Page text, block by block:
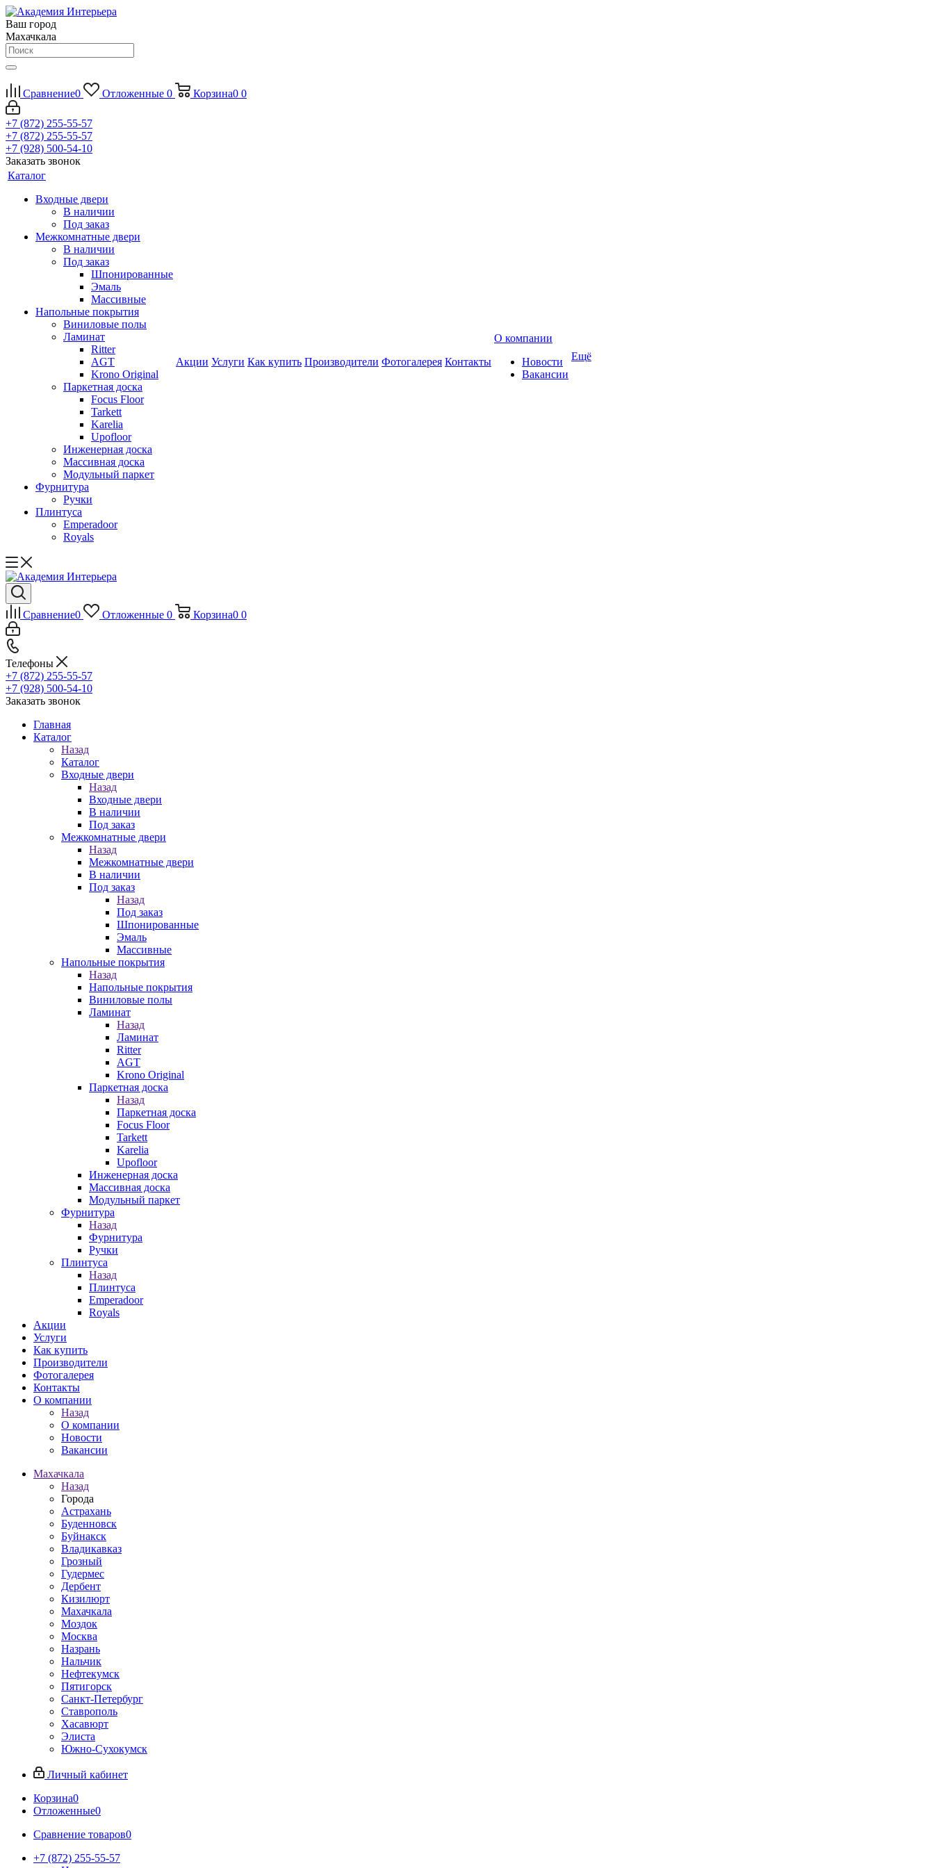
Ваш город
Махачкала
Сравнение0 Отложенные 0 Корзина0 0
+7 (872) 255-55-57
+7 (872) 255-55-57
+7 (928) 500-54-10
Заказать звонок
Каталог
Входные двери
В наличии
Под заказ
Межкомнатные двери
В наличии
Под заказ
Шпонированные
Эмаль
Массивные
Напольные покрытия
Виниловые полы
Ламинат
Ritter
AGT
Krono Original
Паркетная доска
Focus Floor
Tarkett
Karelia
Upofloor
Инженерная доска
Массивная доска
Модульный паркет
Фурнитура
Ручки
Плинтуса
Emperadoor
Royals
Акции Услуги Как купить Производители Фотогалерея Контакты
О компании
Новости
Вакансии
Ещё
Сравнение0 Отложенные 0 Корзина0 0
Телефоны
+7 (872) 255-55-57
+7 (928) 500-54-10
Заказать звонок
Главная
Каталог
Назад
Каталог
Входные двери
Назад
Входные двери
В наличии
Под заказ
Межкомнатные двери
Назад
Межкомнатные двери
В наличии
Под заказ
Назад
Под заказ
Шпонированные
Эмаль
Массивные
Напольные покрытия
Назад
Напольные покрытия
Виниловые полы
Ламинат
Назад
Ламинат
Ritter
AGT
Krono Original
Паркетная доска
Назад
Паркетная доска
Focus Floor
Tarkett
Karelia
Upofloor
Инженерная доска
Массивная доска
Модульный паркет
Фурнитура
Назад
Фурнитура
Ручки
Плинтуса
Назад
Плинтуса
Emperadoor
Royals
Акции
Услуги
Как купить
Производители
Фотогалерея
Контакты
О компании
Назад
О компании
Новости
Вакансии
Махачкала
Назад
Города
Астрахань
Буденновск
Буйнакск
Владикавказ
Грозный
Гудермес
Дербент
Кизилюрт
Махачкала
Моздок
Москва
Назрань
Нальчик
Нефтекумск
Пятигорск
Санкт-Петербург
Ставрополь
Хасавюрт
Элиста
Южно-Сухокумск
Личный кабинет
Корзина0
Отложенные0
Сравнение товаров0
+7 (872) 255-55-57